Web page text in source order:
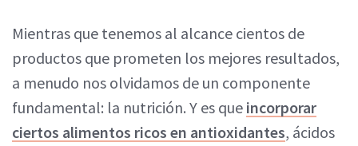
Mientras que tenemos al alcance cientos de
productos que prometen los mejores resultados,
a menudo nos olvidamos de un componente
fundamental: la nutrición. Y es que incorporar
ciertos alimentos ricos en antioxidantes, ácidos